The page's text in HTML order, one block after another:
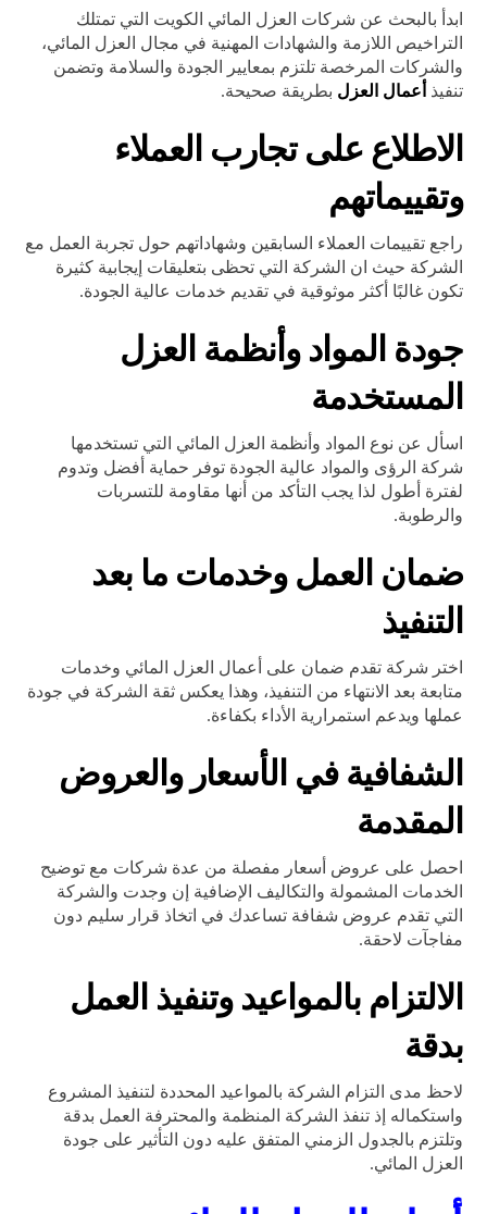
ابدأ بالبحث عن شركات العزل المائي الكويت التي تمتلك
التراخيص اللازمة والشهادات المهنية في مجال العزل المائي،
والشركات المرخصة تلتزم بمعايير الجودة والسلامة وتضمن
تنفيذ أعمال العزل بطريقة صحيحة.
الاطلاع على تجارب العملاء
وتقييماتهم
راجع تقييمات العملاء السابقين وشهاداتهم حول تجربة العمل مع
الشركة حيث ان الشركة التي تحظى بتعليقات إيجابية كثيرة
تكون غالبًا أكثر موثوقية في تقديم خدمات عالية الجودة.
جودة المواد وأنظمة العزل
المستخدمة
اسأل عن نوع المواد وأنظمة العزل المائي التي تستخدمها
شركة الرؤى والمواد عالية الجودة توفر حماية أفضل وتدوم
لفترة أطول لذا يجب التأكد من أنها مقاومة للتسربات
والرطوبة.
ضمان العمل وخدمات ما بعد
التنفيذ
اختر شركة تقدم ضمان على أعمال العزل المائي وخدمات
متابعة بعد الانتهاء من التنفيذ، وهذا يعكس ثقة الشركة في جودة
عملها ويدعم استمرارية الأداء بكفاءة.
الشفافية في الأسعار والعروض
المقدمة
احصل على عروض أسعار مفصلة من عدة شركات مع توضيح
الخدمات المشمولة والتكاليف الإضافية إن وجدت والشركة
التي تقدم عروض شفافة تساعدك في اتخاذ قرار سليم دون
مفاجآت لاحقة.
الالتزام بالمواعيد وتنفيذ العمل
بدقة
لاحظ مدى التزام الشركة بالمواعيد المحددة لتنفيذ المشروع
واستكماله إذ تنفذ الشركة المنظمة والمحترفة العمل بدقة
وتلتزم بالجدول الزمني المتفق عليه دون التأثير على جودة
العزل المائي.